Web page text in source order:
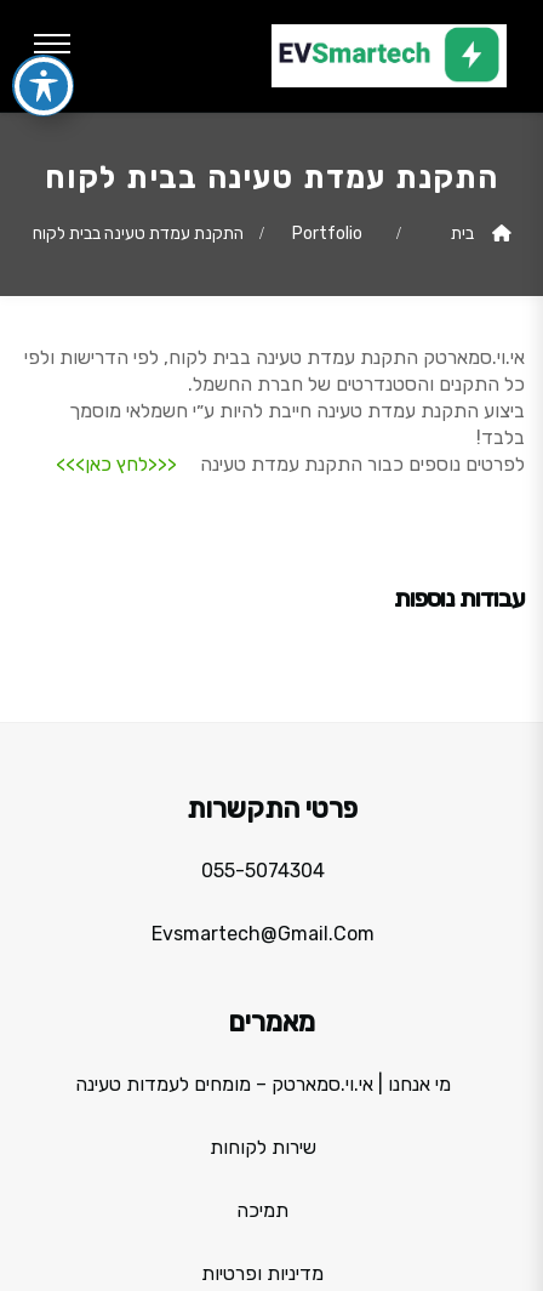
התקנת עמדת טעינה בבית לקוח
בית Portfolio התקנת עמדת טעינה בבית לקוח
אי.וי.סמארטק התקנת עמדת טעינה בבית לקוח, לפי הדרישות ולפי
כל התקנים והסטנדרטים של חברת החשמל.
ביצוע התקנת עמדת טעינה חייבת להיות ע״י חשמלאי מוסמך
בלבד!
לפרטים נוספים כבור התקנת עמדת טעינה
<<<לחץ כאן>>>
עבודות נוספות
פרטי התקשרות
055-5074304
Evsmartech@gmail.com
מאמרים
מי אנחנו | אי.וי.סמארטק – מומחים לעמדות טעינה
שירות לקוחות
תמיכה
מדיניות ופרטיות